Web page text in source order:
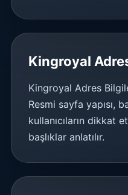
Kingroyal
Kingroyal Adres
Resmi sayfa yapısı,
kullanıcıların dikkat
başlıklar anlatılır.